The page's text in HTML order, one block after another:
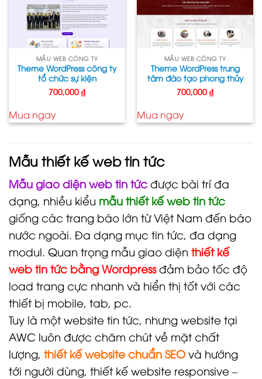
MẪU WEB CÔNG TY
Theme WordPress công ty
tổ chức sự kiện
700,000 ₫
Mua ngay
MẪU WEB CÔNG TY
Theme WordPress trung
tâm đào tạo phong thủy
700,000 ₫
Mua ngay
Mẫu thiết kế web tin tức
Mẫu giao diện web tin tức được bài trí đa
dạng, nhiều kiểu mẫu thiết kế web tin tức
giống các trang báo lớn từ Việt Nam đến báo
nước ngoài. Đa dạng mục tin tức, đa dạng
modul. Quan trọng mẫu giao diện thiết kế
web tin tức bằng Wordpressđảm bảo tốc độ
load trang cực nhanh và hiển thị tốt với các
thiết bị mobile, tab, pc.
Tuy là một website tin tức, nhưng website tại
AWC luôn được chăm chút về mặt chất
lượng, thiết kế website chuẩn SEO và hướng
tới người dùng, thiết kế website responsive –